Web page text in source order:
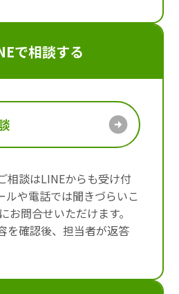
で相談する
相談はLINEからも受け付
ルや電話では聞きづらいこ
お問合せいただけます。
を確認後、担当者が返答